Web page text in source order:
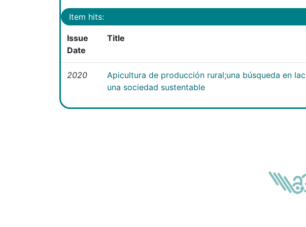
Item hits:
Issue
Date
Title
2020
Apicultura de producción rural;una búsqueda en
una sociedad sustentable